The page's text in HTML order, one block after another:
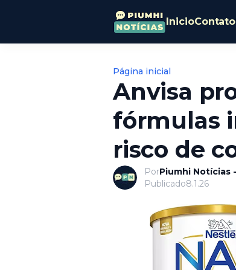
InicioContato
Página inicial
Anvisa
fórmulas
risco de
PorPiumhi Notícias
Publicado8.1.26